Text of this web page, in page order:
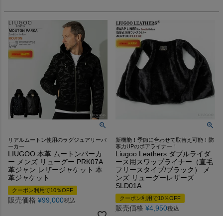
リアルムートン使用のラグジュアリーパ
ーカー
LIUGOO 本革 ムートンパーカ
ー メンズ リューグー PRK07A
革ジャン レザージャケット 本
革ジャケット
クーポン利用で10％OFF
販売価格 ¥99,000税込
新機能！季節に合わせて取替え可能！防
寒力UPのボアライナー！
Liugoo Leathers ダブルライダ
ース用スワップライナー（直毛
フリースタイプ/ブラック） メ
ンズ リューグーレザーズ
SLD01A
クーポン利用で10％OFF
販売価格 ¥4,950税込